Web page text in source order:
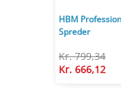
HBM
Spreder
Kr. 799,34
Kr. 666,12